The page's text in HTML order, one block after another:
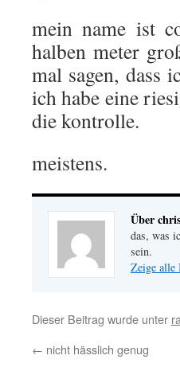
mein name ist
halben meter
mal sagen, dass
ich habe eine
die kontrolle.
meistens.
Über
das, was
sein.
Zeige alle
Dieser Beitrag wurde unter
← nicht hässlich genug